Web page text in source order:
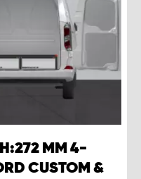
H:272 MM 4-
CUSTOM &